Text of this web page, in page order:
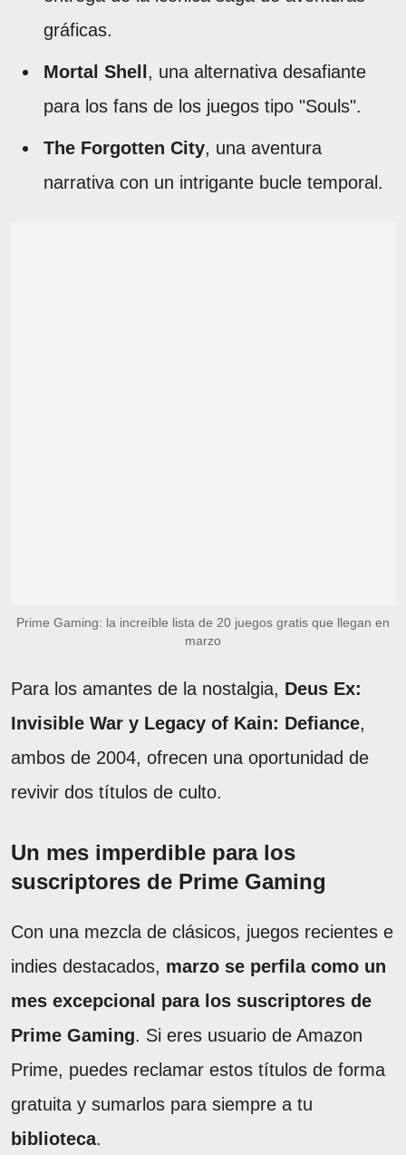
gráficas.
Mortal Shell , una alternativa desafiante
para los fans de los juegos tipo "Souls".
The Forgotten City, una aventura
narrativa con un intrigante bucle temporal.
Prime Gaming: la increíble lista de 20 juegos gratis que llegan en
marzo
Para los amantes de la nostalgia, Deus Ex:
Invisible War y Legacy of Kain: Defiance,
ambos de 2004, ofrecen una oportunidad de
revivir dos títulos de culto.
Un mes imperdible para los
suscriptores de Prime Gaming
Con una mezcla de clásicos, juegos recientes e
indies destacados, marzo se perfila como un
mes excepcional para los suscriptores de
Prime Gaming. Si eres usuario de Amazon
Prime, puedes reclamar estos títulos de forma
gratuita y sumarlos para siempre a tu
biblioteca.